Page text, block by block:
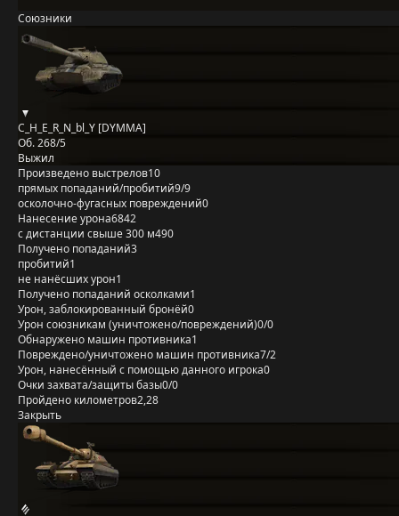
Союзники
C_H_E_R_N_bl_Y [DYMMA]
Об. 268/5
Выжил
Произведено выстрелов10
прямых попаданий/пробитий9/9
осколочно-фугасных повреждений0
Нанесение урона6842
с дистанции свыше 300 м490
Получено попаданий3
пробитий1
не нанёсших урон1
Получено попаданий осколками1
Урон, заблокированный бронёй0
Урон союзникам (уничтожено/повреждений)0/0
Обнаружено машин противника1
Повреждено/уничтожено машин противника7/2
Урон, нанесённый с помощью данного игрока0
Очки захвата/защиты базы0/0
Пройдено километров2,28
Закрыть